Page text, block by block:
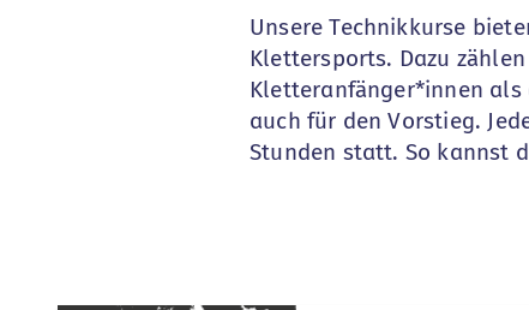
Unsere Technikkurse
Klettersports. Dazu
Kletteranfänger*innen
auch für den Vorstieg.
Stunden statt. So kannst